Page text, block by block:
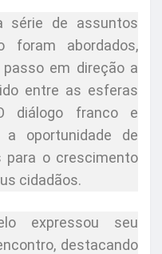
série de assuntos
foram abordados,
em direção a
entre as esferas
diálogo franco e
a oportunidade de
para o crescimento
cidadãos.
expressou seu
destacando